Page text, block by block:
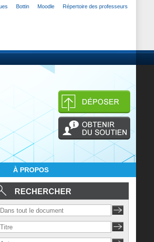
Bottin Moodle Répertoire des professeurs
À PROPOS
RECHERCHER